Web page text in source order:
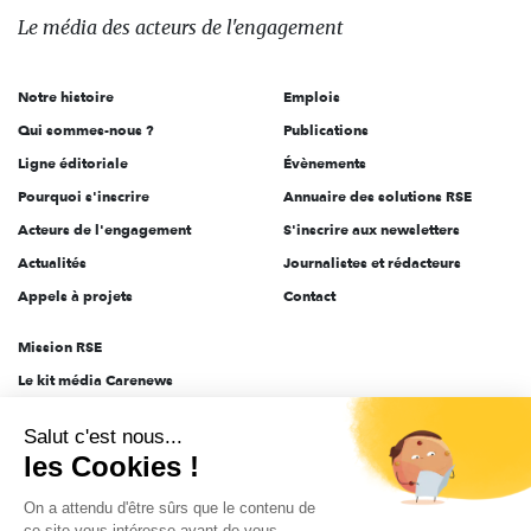
des
l'engagement
Le média des acteurs de l'engagement
Notre histoire
Qui sommes-nous ?
Ligne éditoriale
Pourquoi s'inscrire
Acteurs de l'engagement
Actualités
Appels à projets
Emplois
Publications
Évènements
Annuaire des solutions RSE
S'inscrire aux newsletters
Journalistes et rédacteurs
Contact
Mission RSE
Le kit média Carenews
AEF info
Novethic
PRODURABLE
Salut c'est nous...
les Cookies !
On a attendu d'être sûrs que le contenu de